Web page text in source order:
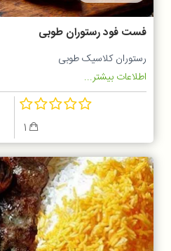
فست فود رستوران طوبی
رستوران کلاسیک طوبی
اطلاعات بیشتر...